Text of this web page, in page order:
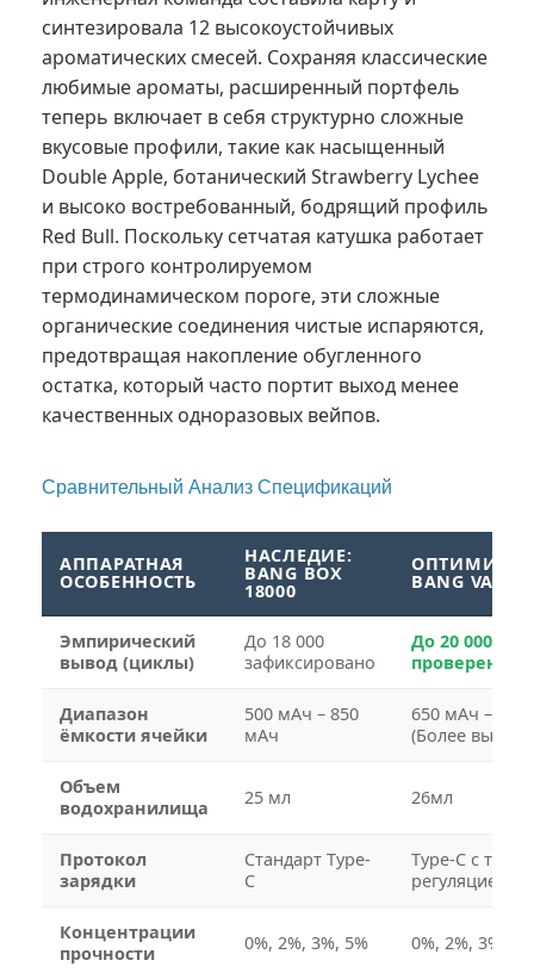
синтезировала 12 высокоустойчивых
ароматических смесей. Сохраняя классические
любимые ароматы, расширенный портфель
теперь включает в себя структурно сложные
вкусовые профили, такие как насыщенный
Double Apple, ботанический Strawberry Lychee
и высоко востребованный, бодрящий профиль
Red Bull. Поскольку сетчатая катушка работает
при строго контролируемом
термодинамическом пороге, эти сложные
органические соединения чистые испаряются,
предотвращая накопление обугленного
остатка, который часто портит выход менее
качественных одноразовых вейпов.
Сравнительный Анализ Спецификаций
АППАРАТНАЯ
ОСОБЕННОСТЬ
НАСЛЕДИЕ:
BANG BOX
18000 BANG VAPE
Эмпирический
вывод (циклы)
До 18 000
зафиксировано
До 20 000
проверенных
Диапазон
ёмкости ячейки
500 мАч – 850
мАч
650 мАч – 850
(Более
Объем
водохранилища
25 мл 26мл
Протокол
зарядки
Стандарт Type-
C
Type-C с
регуляцией
Концентрации
прочности
0%, 2%, 3%, 5% 0%, 2%, 3%, 5%